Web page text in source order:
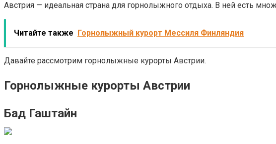
Австрия — идеальная страна для горнолыжного отдыха. В ней есть
Читайте также Горнолыжный курорт Мессиля Финляндия
Давайте рассмотрим горнолыжные курорты Австрии.
Горнолыжные курорты Австрии
Бад Гаштайн